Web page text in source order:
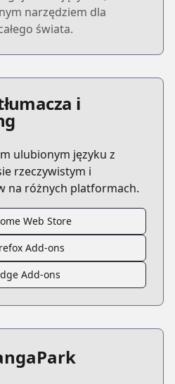
narzędziem dla
świata.
i
ulubionym języku z
rzeczywistym i
na różnych platformach.
Web Store
Add-ons
Add-ons